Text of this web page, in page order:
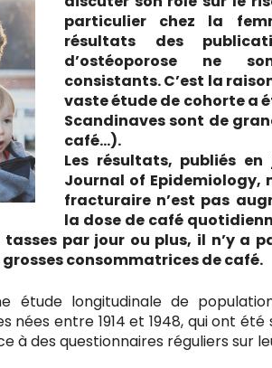
particulier chez la
résultats des
d’ostéoporose ne
consistants. C’est la
vaste étude de cohorte a
Scandinaves sont de
café…).
Les résultats, publiés
Journal of Epidemiology,
fracturaire n’est pas
la dose de café
par jour ou plus, il n’y a
consommatrices de café.
étude longitudinale de
entre 1914 et 1948, qui ont été
des questionnaires réguliers sur